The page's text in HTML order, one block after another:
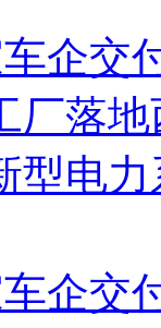
企交
厂落
型电
企交